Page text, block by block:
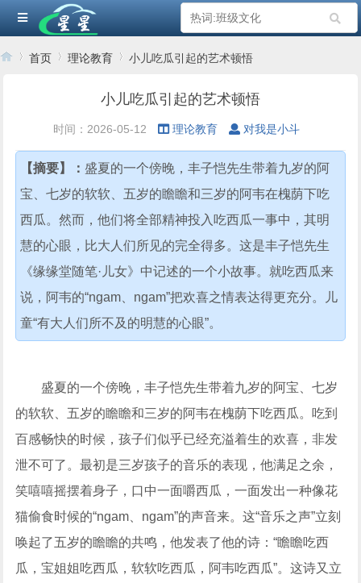
首页
›
理论教育 小儿吃瓜引起的艺术顿悟
小儿吃瓜引起的艺术顿悟
时间：2026-05-12 理论教育 对我是小斗
【摘要】： 盛夏的一个傍晚，丰子恺先生带着九岁的阿
宝、七岁的软软、五岁的瞻瞻和三岁的阿韦在槐荫下吃
西瓜。然而，他们将全部精神投入吃西瓜一事中，其明
慧的心眼，比大人们所见的完全得多。这是丰子恺先生
《缘缘堂随笔·儿女》中记述的一个小故事。就吃西瓜来
说，阿韦的“ngam、ngam”把欢喜之情表达得更充分。儿
童“有大人们所不及的明慧的心眼”。
盛夏的一个傍晚，丰子恺先生带着九岁的阿宝、七岁
的软软、五岁的瞻瞻和三岁的阿韦在槐荫下吃西瓜。吃到
百感畅快的时候，孩子们似乎已经充溢着生的欢喜，非发
泄不可了。最初是三岁孩子的音乐的表现，他满足之余，
笑嘻嘻摇摆着身子，口中一面嚼西瓜，一面发出一种像花
猫偷食时候的“ngam、ngam”的声音来。这“音乐之声”立刻
唤起了五岁的瞻瞻的共鸣，他发表了他的诗：“瞻瞻吃西
瓜，宝姐姐吃西瓜，软软吃西瓜，阿韦吃西瓜”。这诗又立